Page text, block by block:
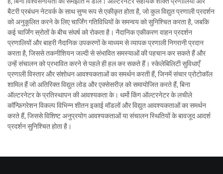
बैटरी प्रबंधन नेटवर्क के साथ सुग्म रूप से एकीकृत होता है, जो कुल विद्युत प्रणाली प्रदर्शन
को अनुकूलित करने के लिए चार्जिंग गतिविधियों के समन्वय को सुनिश्चित करता है, जबकि
कई चार्जिंग स्रोतों के बीच संघर्ष को रोकता है। नैदानिक एकीकरण वाहन प्रदर्शन
प्रणालियों और बाहरी नैदानिक उपकरणों के माध्यम से व्यापक प्रणाली निगरानी प्रदान
करता है, जिससे तकनीशियन जल्दी से संभावित समस्याओं की पहचान कर सकते हैं और
उन्हें संचालन को प्रभावित करने से पहले ही हल कर सकते हैं। स्केलेबिलिटी सुविधाएँ
प्रणाली विस्तार और संशोधन आवश्यकताओं का समर्थन करती हैं, जिनमें संचार प्रोटोकॉल
शामिल हैं जो अतिरिक्त विद्युत लोड और एक्सेसरीज़ को समायोजित करते हैं, बिना
ऑल्टरनेटर के प्रतिस्थापन की आवश्यकता के। थर्मो किंग ऑल्टरनेटर के लचीले
कॉन्फ़िगरेशन विकल्प विभिन्न शीतन इकाई मॉडलों और विद्युत आवश्यकताओं का समर्थन
करते हैं, जिससे विशिष्ट अनुप्रयोग आवश्यकताओं या संचालन स्थितियों के बावजूद आदर्श
प्रदर्शन सुनिश्चित होता है।